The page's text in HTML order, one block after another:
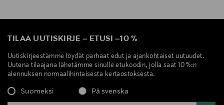
TILAA UUTISKIRJE – ETUSI –10 %
Uutiskirjeestämme löydät parhaat edut ja ajankohtaiset uutuudet.
Uutena tilaajana lähetämme sinulle etukoodin, jolla saat 10 %:n
alennuksen normaalihintaisesta kertaostoksesta.
Suomeksi På svenska